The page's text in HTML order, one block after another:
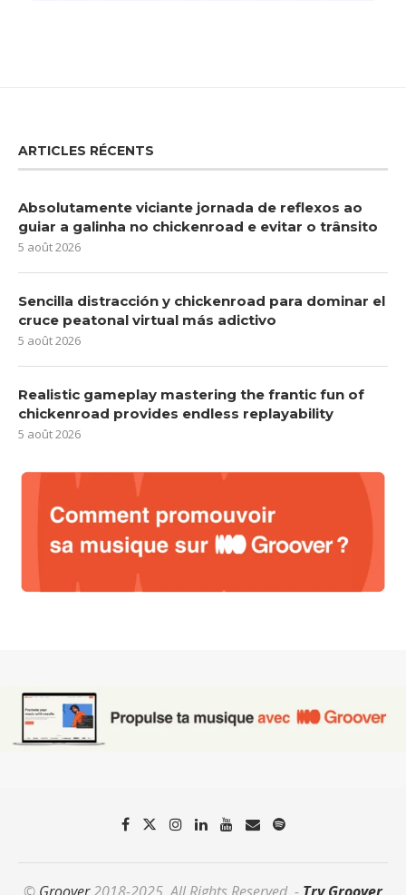
ARTICLES RÉCENTS
Absolutamente viciante jornada de reflexos ao
guiar a galinha no chickenroad e evitar o trânsito
5 août 2026
Sencilla distracción y chickenroad para dominar el
cruce peatonal virtual más adictivo
5 août 2026
Realistic gameplay mastering the frantic fun of
chickenroad provides endless replayability
5 août 2026